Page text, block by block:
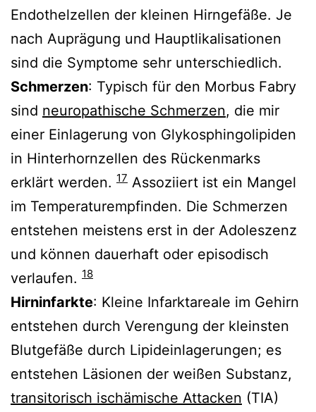
Endothelzellen der kleinen Hirngefäße. Je
nach Auprägung und Hauptlikalisationen
sind die Symptome sehr unterschiedlich.
Schmerzen: Typisch für den Morbus Fabry
sind neuropathische Schmerzen, die mir
einer Einlagerung von Glykosphingolipiden
in Hinterhornzellen des Rückenmarks
erklärt werden. 17 Assoziiert ist ein Mangel
im Temperaturempfinden. Die Schmerzen
entstehen meistens erst in der Adoleszenz
und können dauerhaft oder episodisch
verlaufen. 18
Hirninfarkte: Kleine Infarktareale im Gehirn
entstehen durch Verengung der kleinsten
Blutgefäße durch Lipideinlagerungen; es
entstehen Läsionen der weißen Substanz,
transitorisch ischämische Attacken (TIA)